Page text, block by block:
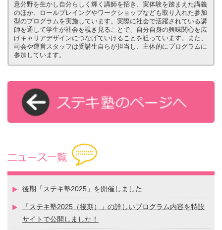
意分野を生かし自分らしく輝く講師を招き、実体験を踏まえた講義
のほか、ロールプレイングやワークショップなども取り入れた参加
型のプログラムを実施しています。実際に社会で活躍されている講
師を通して学生が社会を覗き見ることで、自分自身の興味関心を広
げキャリアデザインにつなげていけることを狙っています。また、
司会や運営スタッフは受講生自らが担当し、主体的にプログラムに
参加しています。
後期「ステキ塾2025」を開催しました
「ステキ塾2025（後期）」の詳しいプログラム内容を特設
サイトで公開しました！